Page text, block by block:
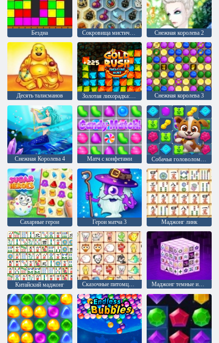
Бездна Сокровища мистического моря Снежная королева 2
Десять талисманов Золотая лихорадка: Охотник за сокровищами Снежная королева 3
Снежная Королева 4 Матч с конфетами Собачья головоломка История
Сахарные герои Герои матча 3 Маджонг линк
Китайский маджонг Сказочные питомцы связь Маджонг темные измерения